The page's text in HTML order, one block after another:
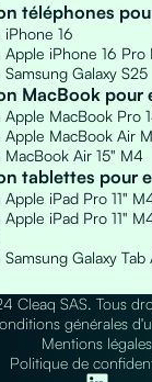
téléphones
iPhone 16
Apple iPhone 16 Pro
Samsung Galaxy S25
MacBook pour
Apple MacBook Pro
Apple MacBook Air
MacBook Air 15" M4
tablettes pour
Apple iPad Pro 11"
Apple iPad Pro 11"
Samsung Galaxy Tab
Cleaq SAS. Tous
générales
Mentions légales
Politique de